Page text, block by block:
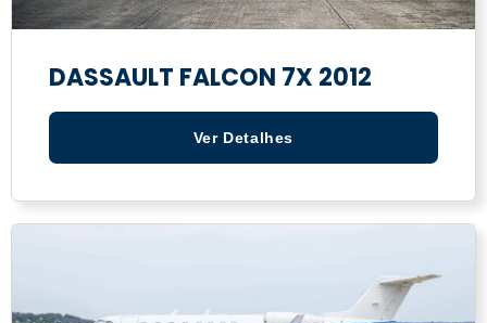
DASSAULT FALCON 7X 2012
Ver Detalhes